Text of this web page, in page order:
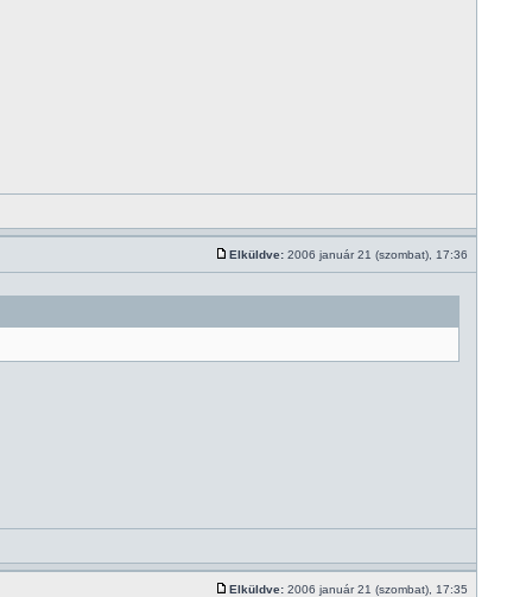
Elküldve: 2006 január 21 (szombat), 17:36
Elküldve: 2006 január 21 (szombat), 17:35